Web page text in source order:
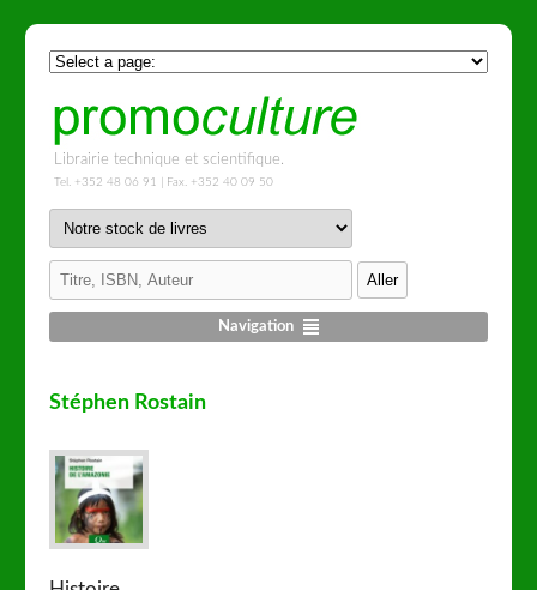
Librairie technique et scientifique.
Tel. +352 48 06 91 | Fax. +352 40 09 50
Navigation
Stéphen Rostain